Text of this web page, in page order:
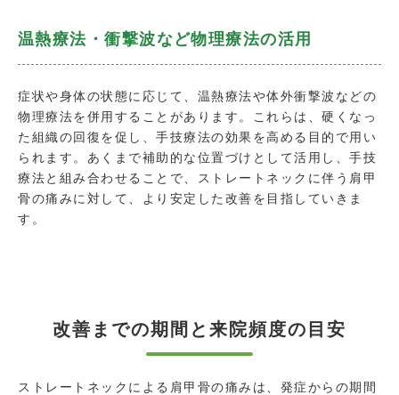
温熱療法・衝撃波など物理療法の活用
症状や身体の状態に応じて、温熱療法や体外衝撃波などの
物理療法を併用することがあります。これらは、硬くなっ
た組織の回復を促し、手技療法の効果を高める目的で用い
られます。あくまで補助的な位置づけとして活用し、手技
療法と組み合わせることで、ストレートネックに伴う肩甲
骨の痛みに対して、より安定した改善を目指していきま
す。
改善までの期間と来院頻度の目安
ストレートネックによる肩甲骨の痛みは、発症からの期間